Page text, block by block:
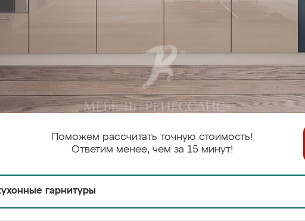
Поможем рассчитать точную стоимость!
Ответим менее, чем за 15 минут!
гарнитуры